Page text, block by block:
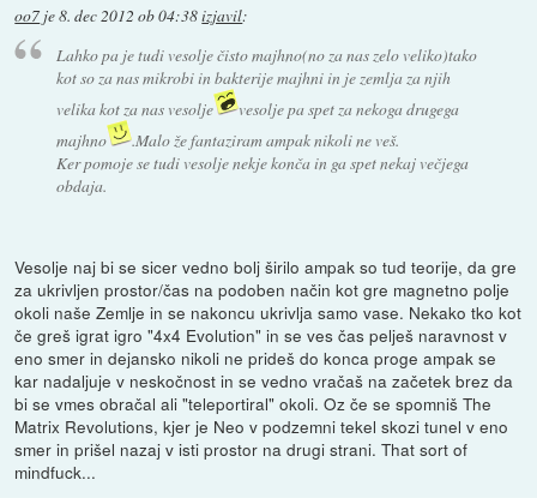
oo7 je8. dec 2012 ob 04:38izjavil:
Lahko pa je tudi vesolje čisto majhno(no za nas zelo veliko)tako
kot so za nas mikrobi in bakterije majhni in je zemlja za njih
velika kot za nas vesolje
vesolje pa spet za nekoga drugega
majhno
.Malo že fantaziram ampak nikoli ne veš.
Ker pomoje se tudi vesolje nekje konča in ga spet nekaj večjega
obdaja.
Vesolje naj bi se sicer vedno bolj širilo ampak so tud teorije, da gre
za ukrivljen prostor/čas na podoben način kot gre magnetno polje
okoli naše Zemlje in se nakoncu ukrivlja samo vase. Nekako tko kot
če greš igrat igro "4x4 Evolution" in se ves čas pelješ naravnost v
eno smer in dejansko nikoli ne prideš do konca proge ampak se
kar nadaljuje v neskočnost in se vedno vračaš na začetek brez da
bi se vmes obračal ali "teleportiral" okoli. Oz če se spomniš The
Matrix Revolutions, kjer je Neo v podzemni tekel skozi tunel v eno
smer in prišel nazaj v isti prostor na drugi strani. That sort of
mindfuck...